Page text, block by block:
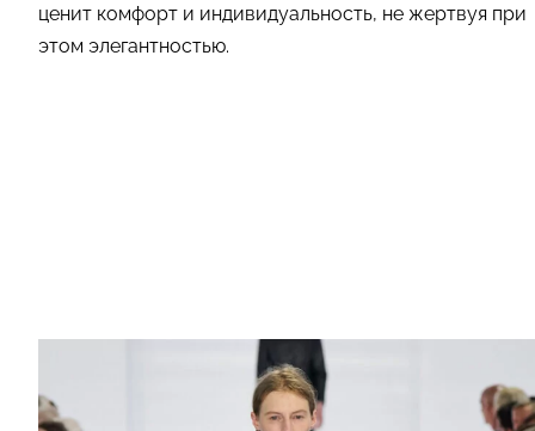
ценит комфорт и индивидуальность, не жертвуя при
этом элегантностью.